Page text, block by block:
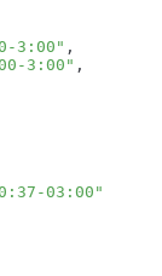
3:00"
3:00"